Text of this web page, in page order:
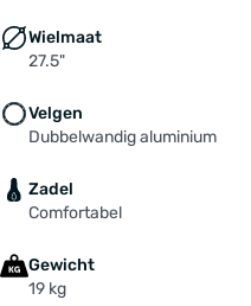
Wielmaat
27.5"
Velgen
Dubbelwandig aluminium
Zadel
Comfortabel
Gewicht
19 kg